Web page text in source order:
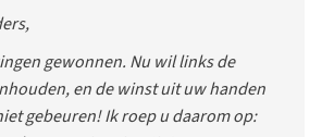
gewonnen. Nu wil links de
en de winst uit uw handen
gebeuren! Ik roep u daarom op: